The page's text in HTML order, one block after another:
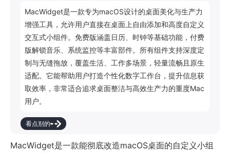
MacWidget是一款专为macOS设计的桌面美化与生产力
增强工具，允许用户直接在桌面上自由添加和高度自定义
交互式小组件。免费版涵盖日历、时钟等基础功能，付费
版解锁音乐、系统监控等丰富部件。所有组件支持深度定
制与无缝拖放，覆盖生活、工作多场景，轻量流畅且原生
适配。它能帮助用户打造个性化数字工作台，提升信息获
取效率，非常适合追求桌面整洁与高效生产力的重度Mac
用户。
看点别的
MacWidget是一款能彻底改造macOS桌面的自定义小组